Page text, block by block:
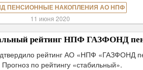
ПЕНСИОННЫЕ НАКОПЛЕНИЯ АО НПФ
11 июня 2020
рейтинг НПФ ГАЗФОНД
рейтинг АО «НПФ «ГАЗФОНД
по рейтингу «стабильный».